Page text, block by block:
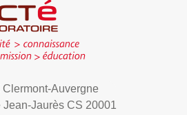
Clermont-Auvergne
Jean-Jaurès CS 20001